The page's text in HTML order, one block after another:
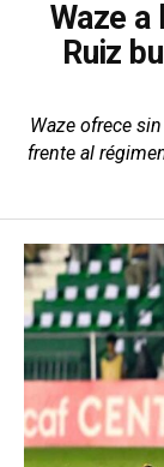
Waze a
Ruiz
Waze ofrece
frente al